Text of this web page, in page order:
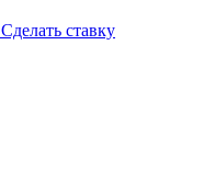
Сделать ставку